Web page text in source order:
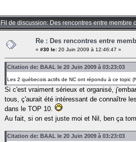
Fil de discussion: Des rencontres entre membre
Re : Des rencontres entre
« #30 le: 20 Juin 2009 à 12:46:47 »
Citation de: BAAL le 20 Juin 2009 à 03:23:03
Les 2 québecois actifs de NC ont répondu à ce topic
Si c'est vraiment sérieux et organisé,
tous, ç'aurait été intéressant de connaître
dans le TOP 10.
Au fait, si on est juste moi et Nil, ben ça
Citation de: BAAL le 20 Juin 2009 à 03:23:03